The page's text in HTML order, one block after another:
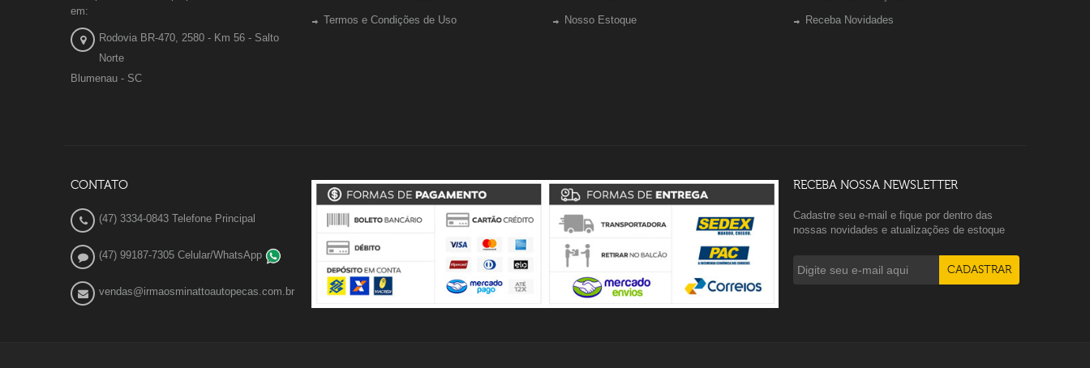
em:
Rodovia BR-470, 2580 - Km 56 - Salto
Norte
Blumenau - SC
Termos e Condições de Uso
Nosso Estoque
Receba Novidades
CONTATO
(47) 3334-0843 Telefone Principal
(47) 99187-7305 Celular/WhatsApp
vendas@irmaosminattoautopecas.com.br
RECEBA NOSSA NEWSLETTER
Cadastre seu e-mail e fique por dentro das
nossas novidades e atualizações de estoque